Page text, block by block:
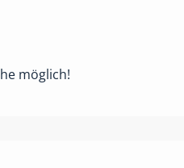
möglich!